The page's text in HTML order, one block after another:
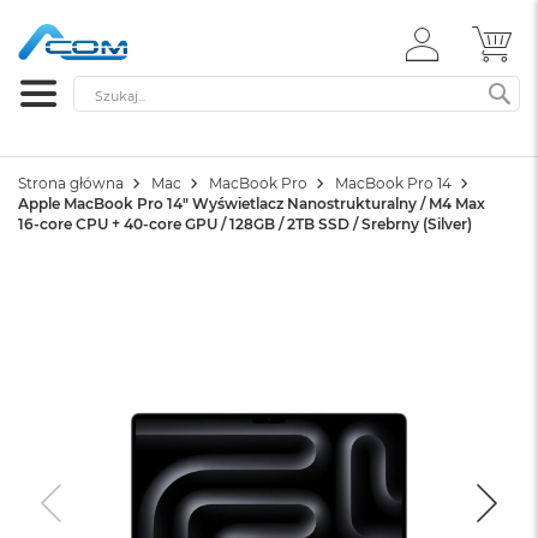
ZALOGUJ
SIĘ
Szukaj
Strona główna Mac MacBook Pro
MacBook Pro 14
Apple MacBook Pro 14" Wyświetlacz Nanostrukturalny / M4 Max
16-core CPU + 40-core GPU / 128GB / 2TB SSD / Srebrny (Silver)